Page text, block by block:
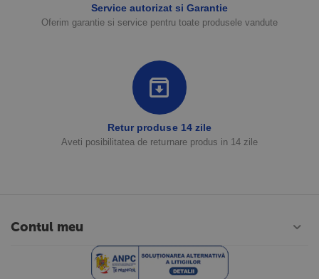
Service autorizat si Garantie
Oferim garantie si service pentru toate produsele vandute
Retur produse 14 zile
Aveti posibilitatea de returnare produs in 14 zile
Contul meu